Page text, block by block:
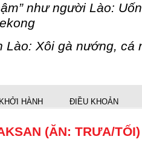
như người Lào:
Lào: Xôi gà nướng, cá
HÀNH ĐIỀU KHOẢN
(ĂN: TRƯA/TỐI)